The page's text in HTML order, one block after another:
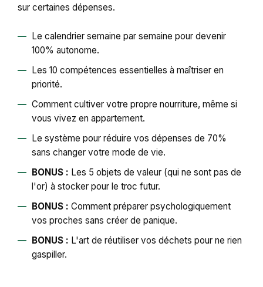
sur certaines dépenses.
Le calendrier semaine par semaine pour devenir
100% autonome.
Les 10 compétences essentielles à maîtriser en
priorité.
Comment cultiver votre propre nourriture, même si
vous vivez en appartement.
Le système pour réduire vos dépenses de 70%
sans changer votre mode de vie.
BONUS : Les 5 objets de valeur (qui ne sont pas de
l'or) à stocker pour le troc futur.
BONUS : Comment préparer psychologiquement
vos proches sans créer de panique.
BONUS : L'art de réutiliser vos déchets pour ne rien
gaspiller.